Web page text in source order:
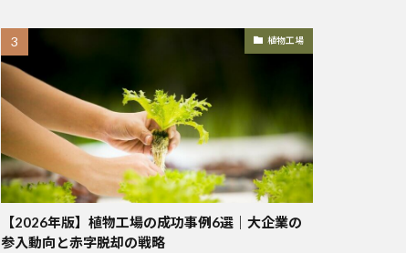
植物工場
【2026年版】植物工場の成功事例6選｜大企業の
参入動向と赤字脱却の戦略